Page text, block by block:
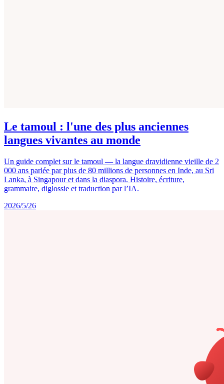
Le tamoul : l'une des plus anciennes
langues vivantes au monde
Un guide complet sur le tamoul — la langue dravidienne vieille de 2
000 ans parlée par plus de 80 millions de personnes en Inde, au Sri
Lanka, à Singapour et dans la diaspora. Histoire, écriture,
grammaire, diglossie et traduction par l’IA.
2026/5/26